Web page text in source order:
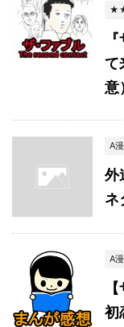
★★
て
意
A
外
ネ
A
初